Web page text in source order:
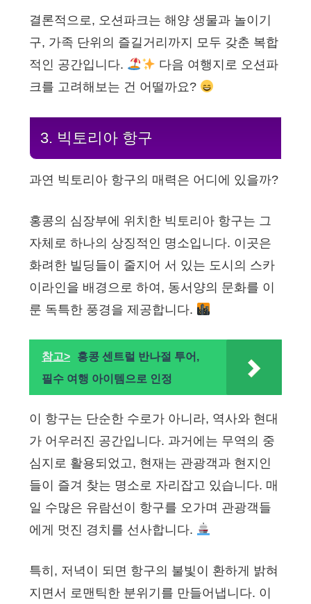
결론적으로, 오션파크는 해양 생물과 놀이기
구, 가족 단위의 즐길거리까지 모두 갖춘 복합
적인 공간입니다.
다음 여행지로 오션파
크를 고려해보는 건 어떨까요?
3. 빅토리아 항구
과연 빅토리아 항구의 매력은 어디에 있을까?
홍콩의 심장부에 위치한 빅토리아 항구는 그
자체로 하나의 상징적인 명소입니다. 이곳은
화려한 빌딩들이 줄지어 서 있는 도시의 스카
이라인을 배경으로 하여, 동서양의 문화를 이
룬 독특한 풍경을 제공합니다.
참고>
홍콩 센트럴 반나절 투어,
필수 여행 아이템으로 인정
이 항구는 단순한 수로가 아니라, 역사와 현대
가 어우러진 공간입니다. 과거에는 무역의 중
심지로 활용되었고, 현재는 관광객과 현지인
들이 즐겨 찾는 명소로 자리잡고 있습니다. 매
일 수많은 유람선이 항구를 오가며 관광객들
에게 멋진 경치를 선사합니다.
특히, 저녁이 되면 항구의 불빛이 환하게 밝혀
지면서 로맨틱한 분위기를 만들어냅니다. 이